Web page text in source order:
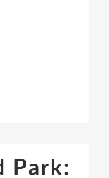
Park: